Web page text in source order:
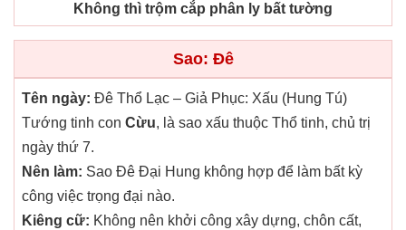
Không thì trộm cắp phân ly bất tường
Sao: Đê
Tên ngày: Đê Thổ Lạc – Giả Phục: Xấu (Hung Tú)
Tướng tinh con Cừu, là sao xấu thuộc Thổ tinh, chủ trị
ngày thứ 7.
Nên làm: Sao Đê Đại Hung không hợp để làm bất kỳ
công việc trọng đại nào.
Kiêng cữ: Không nên khởi công xây dựng, chôn cất,